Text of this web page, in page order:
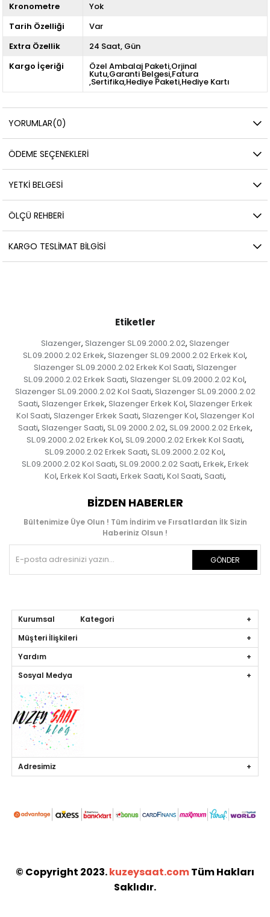
Kronometre
Yok
Tarih Özelliği
Var
Extra Özellik
24 Saat Gün
Kargo İçeriği
Özel Ambalaj Paketi,Orjinal
Kutu,Garanti Belgesi,Fatura
,Sertifika,Hediye Paketi,Hediye Kartı
YORUMLAR(0)
ÖDEME SEÇENEKLERI
YETKİ BELGESİ
ÖLÇÜ REHBERI
KARGO TESLIMAT BILGISI
Etiketler
Slazenger, Slazenger SL.09.2000.2.02, Slazenger
SL.09.2000.2.02 Erkek, Slazenger SL.09.2000.2.02 Erkek Kol,
Slazenger SL.09.2000.2.02 Erkek Kol Saati, Slazenger
SL.09.2000.2.02 Erkek Saati, Slazenger SL.09.2000.2.02 Kol,
Slazenger SL.09.2000.2.02 Kol Saati, Slazenger SL.09.2000.2.02
Saati, Slazenger Erkek, Slazenger Erkek Kol, Slazenger Erkek
Kol Saati, Slazenger Erkek Saati, Slazenger Kol, Slazenger Kol
Saati, Slazenger Saati, SL.09.2000.2.02, SL.09.2000.2.02 Erkek,
SL.09.2000.2.02 Erkek Kol, SL.09.2000.2.02 Erkek Kol Saati,
SL.09.2000.2.02 Erkek Saati, SL.09.2000.2.02 Kol,
SL.09.2000.2.02 Kol Saati, SL.09.2000.2.02 Saati, Erkek, Erkek
Kol, Erkek Kol Saati, Erkek Saati, Kol Saati, Saati,
BIZDEN HABERLER
Bültenimize Üye Olun ! Tüm İndirim ve Fırsatlardan İlk Sizin
Haberiniz Olsun !
GÖNDER
Kurumsal Kategori
Müşteri İlişkileri
Yardım
Sosyal Medya
Adresimiz
© Copyright 2023.kuzeysaat.comTüm Hakları
Saklıdır.